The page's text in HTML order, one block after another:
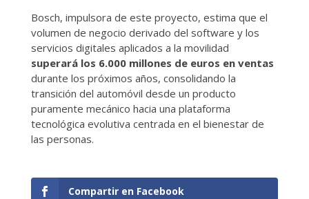
Bosch, impulsora de este proyecto, estima que el
volumen de negocio derivado del software y los
servicios digitales aplicados a la movilidad
superará los 6.000 millones de euros en ventas
durante los próximos años, consolidando la
transición del automóvil desde un producto
puramente mecánico hacia una plataforma
tecnológica evolutiva centrada en el bienestar de
las personas.
Compartir en Facebook